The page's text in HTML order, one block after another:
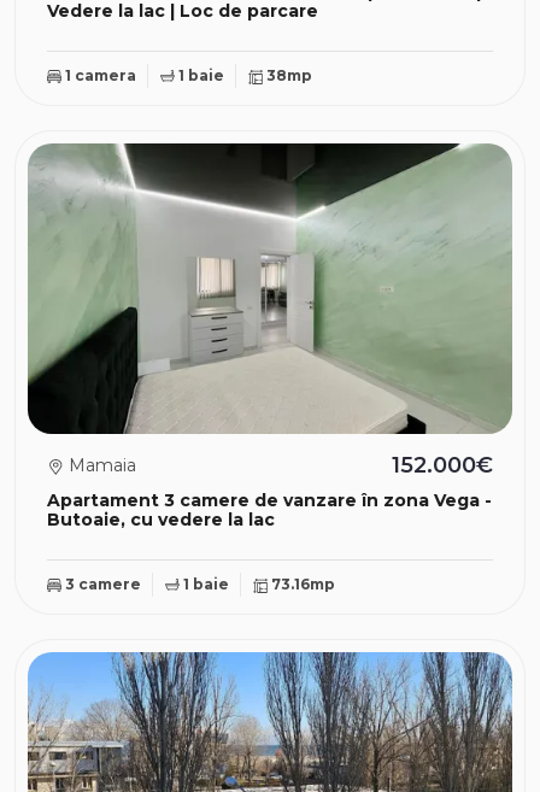
Vedere la lac | Loc de parcare
1 camera 1 baie 38mp
Apartament 3 camere de vanzare în zona Vega -
Butoaie, cu vedere la lac
Mamaia 152.000€
3 camere 1 baie 73.16mp